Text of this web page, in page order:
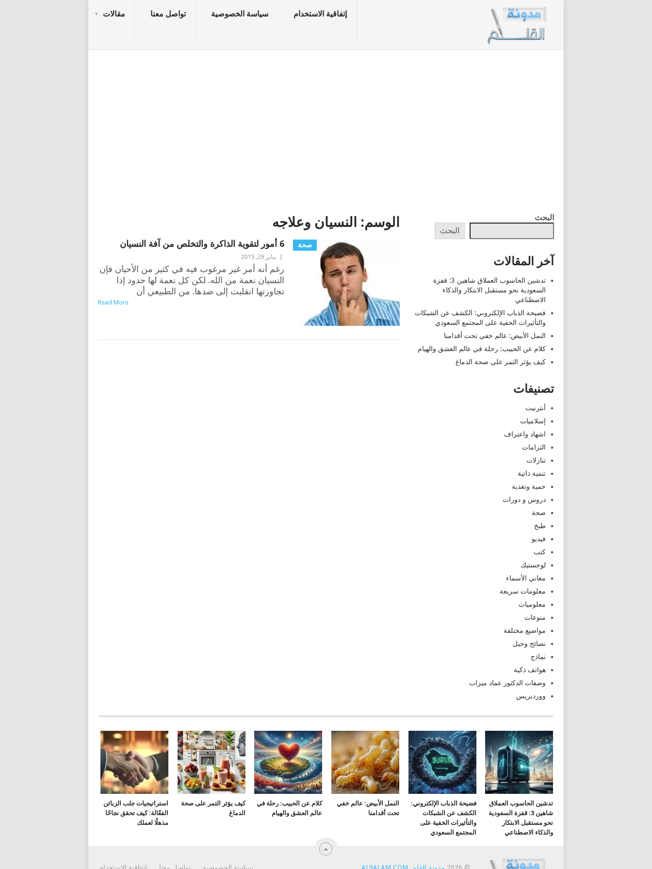
إتفاقية الاستخدام سياسة الخصوصية تواصل معنا مقالات
الوسم: النسيان وعلاجه
صحة 6 أمور لتقوية الذاكرة والتخلص من آفة النسيان
يناير 29, 2015
رغم أنه أمر غير مرغوب فيه في كثير من الأحيان فإن
النسيان نعمة من الله. لكن كل نعمة لها حدود إذا
تجاوزتها انقلبت إلى ضدها. من الطبيعي أن
Read More
البحث
البحث
آخر المقالات
تدشين الحاسوب العملاق شاهين 3: قفزة
السعودية نحو مستقبل الابتكار والذكاء
الاصطناعي
فضيحة الذباب الإلكتروني: الكشف عن الشبكات
والتأثيرات الخفية على المجتمع السعودي
النمل الأبيض: عالم خفي تحت أقدامنا
كلام عن الحبيب: رحلة في عالم العشق والهيام
كيف يؤثر التمر على صحة الدماغ
تصنيفات
أنترنيت
إسلاميات
اشهاد واعتراف
التزامات
تنازلات
تنمية ذاتية
حمية وتغذية
دروس و دورات
صحة
طبخ
فيديو
كتب
لوجستيك
معاني الأسماء
معلومات سريعة
معلوميات
منوعات
مواضيع مختلفة
نصائح وحيل
نماذج
هواتف ذكية
وصفات الدكتور عماد ميزاب
ووردبريس
تدشين الحاسوب العملاق
شاهين 3: قفزة السعودية
نحو مستقبل الابتكار
والذكاء الاصطناعي
فضيحة الذباب الإلكتروني:
الكشف عن الشبكات
والتأثيرات الخفية على
المجتمع السعودي
النمل الأبيض: عالم خفي
تحت أقدامنا
كلام عن الحبيب: رحلة في
عالم العشق والهيام
كيف يؤثر التمر على صحة
الدماغ
استراتيجيات جلب الزبائن
الفعّالة: كيف تحقق نجاحًا
مذهلًا لعملك